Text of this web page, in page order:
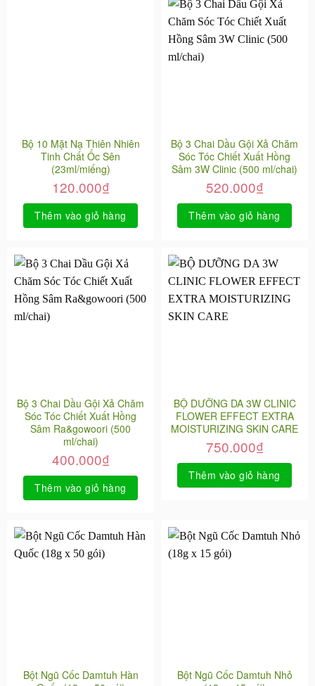
Bộ 10 Mặt Nạ Thiên Nhiên
Tinh Chất Ốc Sên
(23ml/miếng)
120.000₫
Thêm vào giỏ hàng
Bộ 3 Chai Dầu Gội Xả Chăm
Sóc Tóc Chiết Xuất Hồng
Sâm 3W Clinic (500 ml/chai)
520.000₫
Thêm vào giỏ hàng
Bộ 3 Chai Dầu Gội Xả Chăm
Sóc Tóc Chiết Xuất Hồng
Sâm Ra&gowoori (500
ml/chai)
400.000₫
Thêm vào giỏ hàng
BỘ DƯỠNG DA 3W CLINIC
FLOWER EFFECT EXTRA
MOISTURIZING SKIN CARE
750.000₫
Thêm vào giỏ hàng
Bột Ngũ Cốc Damtuh Hàn
Bột Ngũ Cốc Damtuh Nhỏ